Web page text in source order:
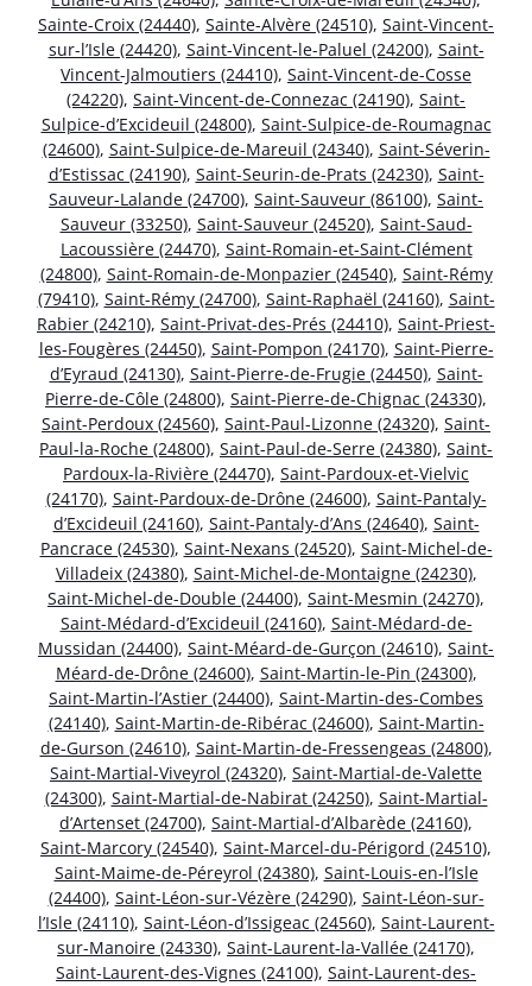
Sainte-Croix (24440), Sainte-Alvère (24510), Saint-Vincent-
sur-l’Isle (24420), Saint-Vincent-le-Paluel (24200), Saint-
Vincent-Jalmoutiers (24410), Saint-Vincent-de-Cosse
(24220), Saint-Vincent-de-Connezac (24190), Saint-
Sulpice-d’Excideuil (24800), Saint-Sulpice-de-Roumagnac
(24600), Saint-Sulpice-de-Mareuil (24340), Saint-Séverin-
d’Estissac (24190), Saint-Seurin-de-Prats (24230), Saint-
Sauveur-Lalande (24700), Saint-Sauveur (86100), Saint-
Sauveur (33250), Saint-Sauveur (24520), Saint-Saud-
Lacoussière (24470), Saint-Romain-et-Saint-Clément
(24800), Saint-Romain-de-Monpazier (24540), Saint-Rémy
(79410), Saint-Rémy (24700), Saint-Raphaël (24160), Saint-
Rabier (24210), Saint-Privat-des-Prés (24410), Saint-Priest-
les-Fougères (24450), Saint-Pompon (24170), Saint-Pierre-
d’Eyraud (24130), Saint-Pierre-de-Frugie (24450), Saint-
Pierre-de-Côle (24800), Saint-Pierre-de-Chignac (24330),
Saint-Perdoux (24560), Saint-Paul-Lizonne (24320), Saint-
Paul-la-Roche (24800), Saint-Paul-de-Serre (24380), Saint-
Pardoux-la-Rivière (24470), Saint-Pardoux-et-Vielvic
(24170), Saint-Pardoux-de-Drône (24600), Saint-Pantaly-
d’Excideuil (24160), Saint-Pantaly-d’Ans (24640), Saint-
Pancrace (24530), Saint-Nexans (24520), Saint-Michel-de-
Villadeix (24380), Saint-Michel-de-Montaigne (24230),
Saint-Michel-de-Double (24400), Saint-Mesmin (24270),
Saint-Médard-d’Excideuil (24160), Saint-Médard-de-
Mussidan (24400), Saint-Méard-de-Gurçon (24610), Saint-
Méard-de-Drône (24600), Saint-Martin-le-Pin (24300),
Saint-Martin-l’Astier (24400), Saint-Martin-des-Combes
(24140), Saint-Martin-de-Ribérac (24600), Saint-Martin-
de-Gurson (24610), Saint-Martin-de-Fressengeas (24800),
Saint-Martial-Viveyrol (24320), Saint-Martial-de-Valette
(24300), Saint-Martial-de-Nabirat (24250), Saint-Martial-
d’Artenset (24700), Saint-Martial-d’Albarède (24160),
Saint-Marcory (24540), Saint-Marcel-du-Périgord (24510),
Saint-Maime-de-Péreyrol (24380), Saint-Louis-en-l’Isle
(24400), Saint-Léon-sur-Vézère (24290), Saint-Léon-sur-
l’Isle (24110), Saint-Léon-d’Issigeac (24560), Saint-Laurent-
sur-Manoire (24330), Saint-Laurent-la-Vallée (24170),
Saint-Laurent-des-Vignes (24100), Saint-Laurent-des-